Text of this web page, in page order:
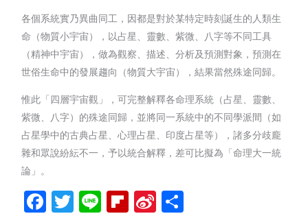
各個系統實乃異曲同工，因都是對於某特定時刻誕生的人類生
命（物質小宇宙），以占星、靈數、紫微、八字等不同工具
（精神中宇宙），做為觀察、描述、分析及預測對象，預測在
世俗生命中的發展趨向（物質大宇宙），結果當然殊途同歸。
惟此「四層宇宙觀」，可完整解釋各命理系統（占星、靈數、
紫微、八字）的殊途同歸，並將同一系統中的不同學派間（如
占星學中的古典占星、心理占星、印度占星等），諸多分歧龐
雜和眾說紛紜不一，予以統合解釋，差可比擬為「命理大一統
論」。
Facebook
Twitter
LineFlipboard
Sina